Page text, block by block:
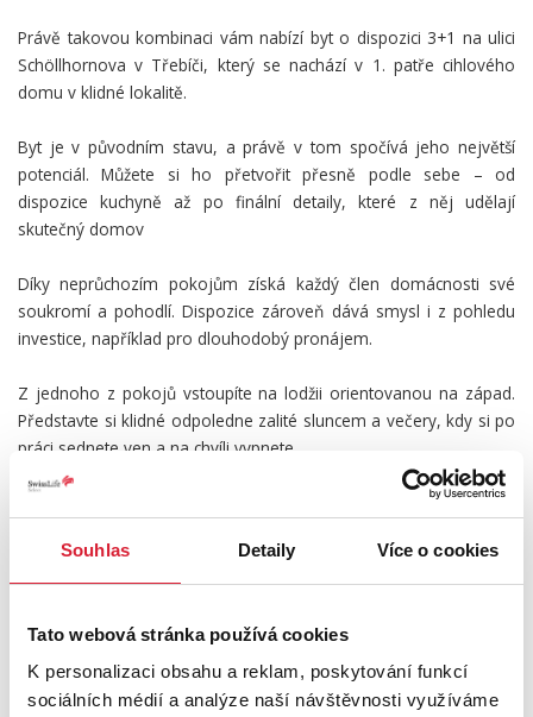
Souhlas Detaily Více o cookies
Tato webová stránka používá cookies
K personalizaci obsahu a reklam, poskytování funkcí
sociálních médií a analýze naší návštěvnosti využíváme
Právě takovou kombinaci vám nabízí byt o dispozici 3+1 na ulici
Schöllhornova v Třebíči, který se nachází v 1. patře cihlového
domu v klidné lokalitě.
Byt je v původním stavu, a právě v tom spočívá jeho největší
potenciál. Můžete si ho přetvořit přesně podle sebe – od
dispozice kuchyně až po finální detaily, které z něj udělají
skutečný domov
Díky neprůchozím pokojům získá každý člen domácnosti své
soukromí a pohodlí. Dispozice zároveň dává smysl i z pohledu
investice, například pro dlouhodobý pronájem.
Z jednoho z pokojů vstoupíte na lodžii orientovanou na západ.
Představte si klidné odpoledne zalité sluncem a večery, kdy si po
práci sednete ven a na chvíli vypnete.
Na druhé straně domu se nachází dětské hřiště, které ocení
zejména rodiny – děti mají prostor pro každodenní pohyb a vy
Velkým benefitem této nabídky je možnost přikoupit garáž ve
zahradu u splavu v zahrádkářské kolonii. Ta vám otevře úplně
jiný rozměr bydlení – místo pro víkendový odpočinek, grilování,
pěstování nebo jen klidné chvíle u vody.